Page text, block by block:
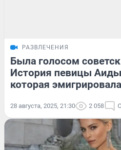
РАЗВЛЕЧЕНИЯ
Была голосом
История певицы
которая
28 августа, 2025, 21:30 2 058